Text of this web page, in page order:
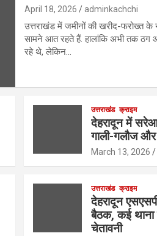
April 18, 2026 adminkachchi
उत्तराखंड में जमीनों की खरीद-फरोख्त
सामने आत रहते हैं. हालांकि अभी तक ठग
रहे थे, लेकिन…
उत्तराखंड क्राइम
देहरादून में
गाली-गलौज और
March 13, 2026
उत्तराखंड क्राइम
देहरादून
बैठक, कई थाना
चेतावनी